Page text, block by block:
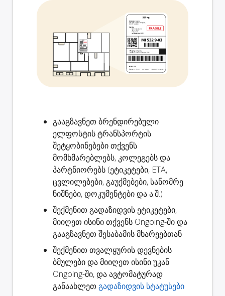
გააგზავნეთ ბრენდირებული
ელფოსტისტრანსპორტის
შეტყობინებებითქვენს
მომხმარებლებს, კოლეგებს და
პარტნიორებს (ეტიკეტები, ETA,
ცვლილებები, გაუქმებები, სანომრე
ნიშნები, დოკუმენტები და ა.შ.)
შექმენით გადაზიდვის ეტიკეტები,
მიიღეთ ისინი თქვენს Ongoing-ში და
გააგზავნეთ შესაბამის მხარეებთან
შექმენით თვალყურის დევნების
ბმულებიდა მიიღეთ ისინი უკან
Ongoing-ში, და ავტომატურად
განაახლეთ გადაზიდვის სტატუსები